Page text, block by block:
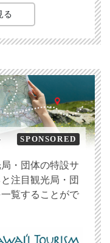
る
SPONSORED
・団体の特設サ
注目観光局・団
覧することがで